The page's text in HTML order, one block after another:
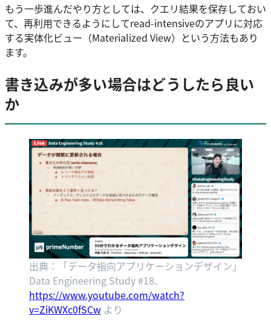
もう一歩進んだやり方としては、クエリ結果を保存しておい
て、再利用できるようにしてread-intensiveのアプリに対応
する実体化ビュー（Materialized View）という方法もあり
ます。
書き込みが多い場合はどうしたら良い
か
出典：「データ指向アプリケーションデザイン」
Data Engineering Study #18、
https://www.youtube.com/watch?
v=ZiKWXc0fSCw より